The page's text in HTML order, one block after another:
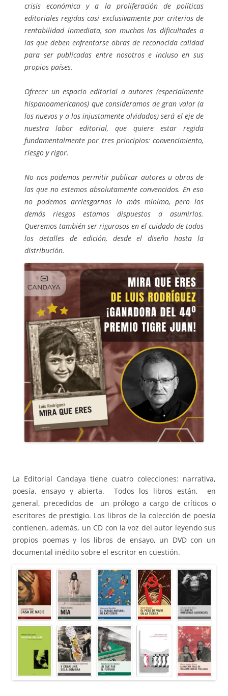
crisis económica y a la proliferación de políticas
editoriales regidas casi exclusivamente por criterios de
rentabilidad inmediata, son muchas las dificultades a
las que deben enfrentarse obras de reconocida calidad
para ser publicadas entre nosotros e incluso en sus
propios países.
Ofrecer un espacio editorial a autores (especialmente
hispanoamericanos) que consideramos de gran valor (a
los nuevos y a los injustamente olvidados) será el eje de
nuestra labor editorial, que quiere estar regida
fundamentalmente por tres principios: convencimiento,
riesgo y rigor.
No nos podemos permitir publicar autores u obras de
las que no estemos absolutamente convencidos. En eso
no podemos arriesgarnos lo más mínimo, pero los
demás riesgos estamos dispuestos a asumirlos.
Queremos también ser rigurosos en el cuidado de todos
los detalles de edición, desde el diseño hasta la
distribución.
La Editorial Candaya tiene cuatro colecciones: narrativa,
poesía, ensayo y abierta. Todos los libros están, en
general, precedidos de un prólogo a cargo de críticos o
escritores de prestigio. Los libros de la colección de poesía
contienen, además, un CD con la voz del autor leyendo sus
propios poemas y los libros de ensayo, un DVD con un
documental inédito sobre el escritor en cuestión.